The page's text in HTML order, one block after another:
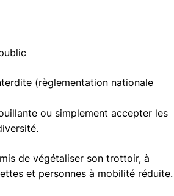
(règlementation nationale
ou simplement accepter les
de végétaliser son trottoir, à
et personnes à mobilité réduite.